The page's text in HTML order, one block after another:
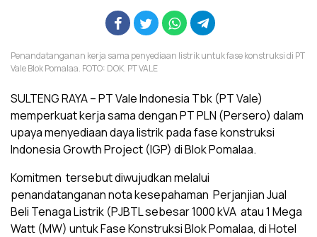
Penandatanganan kerja sama penyediaan listrik untuk fase konstruksi di PT
Vale Blok Pomalaa. FOTO: DOK. PT VALE
SULTENG RAYA – PT Vale Indonesia Tbk (PT Vale)
memperkuat kerja sama dengan PT PLN (Persero) dalam
upaya menyediaan daya listrik pada fase konstruksi
Indonesia Growth Project (IGP) di Blok Pomalaa.
Komitmen tersebut diwujudkan melalui
penandatanganan nota kesepahaman Perjanjian Jual
Beli Tenaga Listrik (PJBTL sebesar 1000 kVA atau 1 Mega
Watt (MW) untuk Fase Konstruksi Blok Pomalaa, di Hotel